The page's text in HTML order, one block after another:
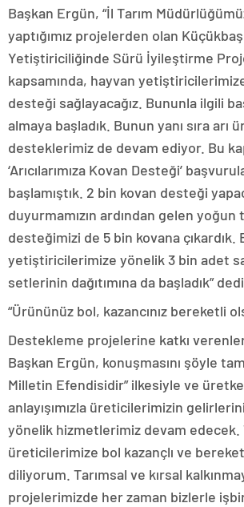
Başkan Ergün, “İl Tarım
yaptığımız projelerden olan
Yetiştiriciliğinde Sürü İyileştirme
kapsamında, hayvan
desteği sağlayacağız. Bununla ilgili
almaya başladık. Bunun yanı sıra arı
desteklerimiz de devam ediyor. Bu
‘Arıcılarımıza Kovan Desteği’
başlamıştık. 2 bin kovan desteği
duyurmamızın ardından gelen
desteğimizi de 5 bin kovana çıkardık.
yetiştiricilerimize yönelik 3 bin adet
setlerinin dağıtımına da başladık” dedi.
“Ürününüz bol, kazancınız bereketli
Destekleme projelerine katkı
Başkan Ergün, konuşmasını şöyle
Milletin Efendisidir” ilkesiyle ve
anlayışımızla üreticilerimizin
yönelik hizmetlerimiz devam edecek.
üreticilerimize bol kazançlı ve
diliyorum. Tarımsal ve kırsal
projelerimizde her zaman bizlerle